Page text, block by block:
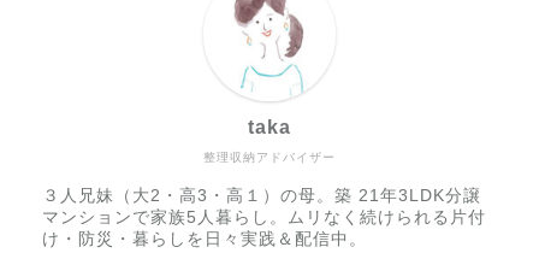
整理収納アドバイザー
taka
３人兄妹（大2・高3・高１）の母。築 21年3LDK分譲
マンションで家族5人暮らし。ムリなく続けられる片付
け・防災・暮らしを日々実践＆配信中。